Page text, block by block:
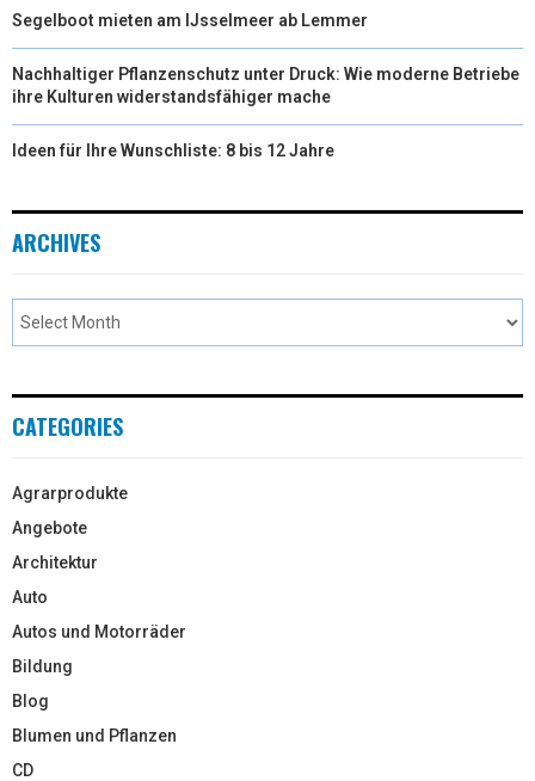
Segelboot mieten am IJsselmeer ab Lemmer
Nachhaltiger Pflanzenschutz unter Druck: Wie moderne Betriebe
ihre Kulturen widerstandsfähiger mache
Ideen für Ihre Wunschliste: 8 bis 12 Jahre
ARCHIVES
CATEGORIES
Agrarprodukte
Angebote
Architektur
Auto
Autos und Motorräder
Bildung
Blog
Blumen und Pflanzen
CD